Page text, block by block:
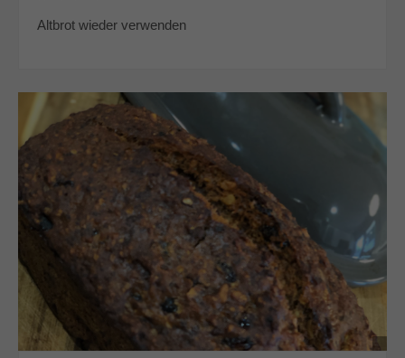
Altbrot wieder verwenden